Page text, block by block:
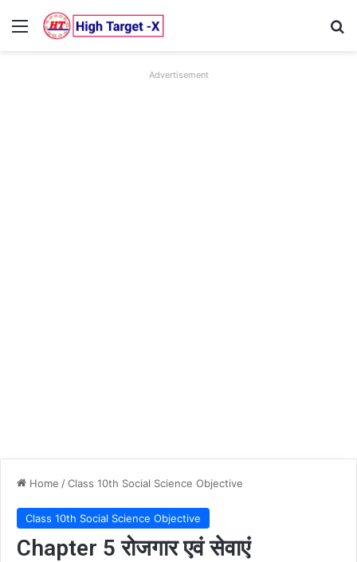
Menu
Advertisement
Home /Class 10th Social Science Objective
Class 10th Social Science Objective
Chapter 5 रोजगार एवं सेवाएं